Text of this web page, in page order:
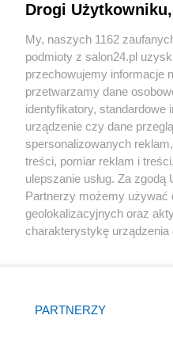
Sport
Społeczeństwo
Kultura
X Facebook
Drogi Użytkowniku,
My, naszych 1162
podmioty z salon24.pl
przechowujemy informacje
przetwarzamy dane
identyfikatory, standardowe
urządzenie czy dane
spersonalizowanych
treści, pomiar reklam i
ulepszanie usług. Za
Partnerzy możemy używać
geolokalizacyjnych oraz
charakterystykę urządzenia
zmienić/wycofać klikając
znajdujący się w lewym
PARTNERZY